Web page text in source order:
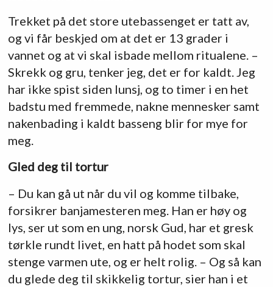
Trekket på det store utebassenget er tatt av,
og vi får beskjed om at det er 13 grader i
vannet og at vi skal isbade mellom ritualene. –
Skrekk og gru, tenker jeg, det er for kaldt. Jeg
har ikke spist siden lunsj, og to timer i en het
badstu med fremmede, nakne mennesker samt
nakenbading i kaldt basseng blir for mye for
meg.
Gled deg til tortur
– Du kan gå ut når du vil og komme tilbake,
forsikrer banjamesteren meg. Han er høy og
lys, ser ut som en ung, norsk Gud, har et gresk
tørkle rundt livet, en hatt på hodet som skal
stenge varmen ute, og er helt rolig. – Og så kan
du glede deg til skikkelig tortur, sier han i et